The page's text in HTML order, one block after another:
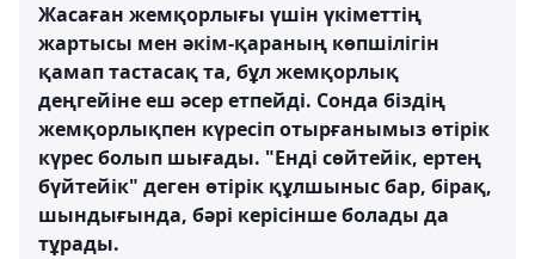
Жасаған жемқорлығы үшін үкіметтің
жартысы мен әкім-қараның көпшілігін
қамап тастасақ та, бұл жемқорлық
деңгейіне еш әсер етпейді. Сонда біздің
жемқорлықпен күресіп отырғанымыз өтірік
күрес болып шығады. "Енді сөйтейік, ертең
бүйтейік" деген өтірік құлшыныс бар, бірақ,
шындығында, бәрі керісінше болады да
тұрады.